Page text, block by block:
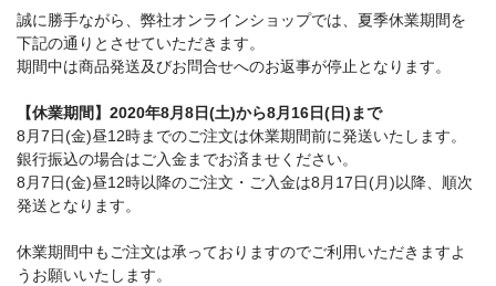
正絹 真田紐ストラップ
プ”SHIMEKIRI”
カメラアクセサリー
カメラバッグ カメラポシェット
クリーニングポーチ
リング・あて革
誠に勝手ながら、弊社オンラインショップでは、夏季休業期間を
下記の通りとさせていただきます。
期間中は商品発送及びお問合せへのお返事が停止となります。
【休業期間】2020年8月8日(土)から8月16日(日)まで
8月7日(金)昼12時までのご注文は休業期間前に発送いたします。
銀行振込の場合はご入金までお済ませください。
8月7日(金)昼12時以降のご注文・ご入金は8月17日(月)以降、順次
発送となります。
休業期間中もご注文は承っておりますのでご利用いただきますよ
うお願いいたします。